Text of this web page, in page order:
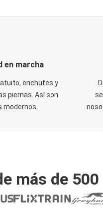
en marcha
enchufes y
piernas. Así son
modernos.
más de